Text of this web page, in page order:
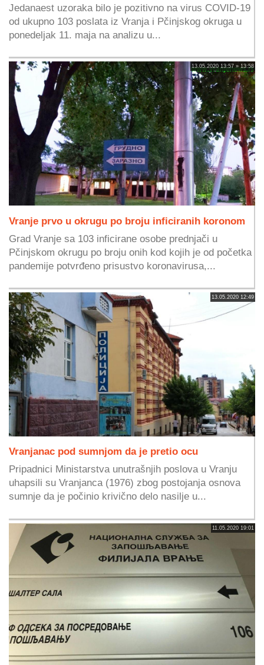
Jedanaest uzoraka bilo je pozitivno na virus COVID-19
od ukupno 103 poslata iz Vranja i Pčinjskog okruga u
ponedeljak 11. maja na analizu u...
13.05.2020 13:57 » 13:58
Vranje prvo u okrugu po broju inficiranih koronom
Grad Vranje sa 103 inficirane osobe prednjači u
Pčinjskom okrugu po broju onih kod kojih je od početka
pandemije potvrđeno prisustvo koronavirusa,...
13.05.2020 12:49
Vranjanac pod sumnjom da je pretio ocu
Pripadnici Ministarstva unutrašnjih poslova u Vranju
uhapsili su Vranjanca (1976) zbog postojanja osnova
sumnje da je počinio krivično delo nasilje u...
11.05.2020 19:01